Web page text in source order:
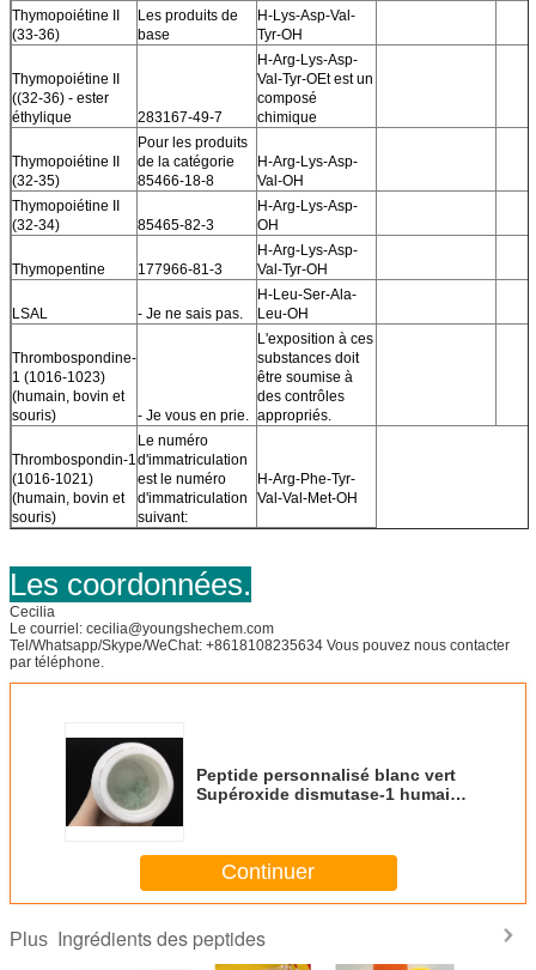
Thymopoiétine II
(33-36)
Les produits de
base
H-Lys-Asp-Val-
Tyr-OH
Thymopoiétine II
((32-36) - ester
éthylique
283167-49-7
H-Arg-Lys-Asp-
Val-Tyr-OEt est un
composé
chimique
Thymopoiétine II
(32-35)
Pour les produits
de la catégorie
85466-18-8
H-Arg-Lys-Asp-
Val-OH
Thymopoiétine II
(32-34)
85465-82-3
H-Arg-Lys-Asp-
OH
Thymopentine 177966-81-3
H-Arg-Lys-Asp-
Val-Tyr-OH
LSAL - Je ne sais pas.
H-Leu-Ser-Ala-
Leu-OH
Thrombospondine-
1 (1016-1023)
(humain, bovin et
souris)
- Je vous en prie.
L'exposition à ces
substances doit
être soumise à
des contrôles
appropriés.
Thrombospondin-1
(1016-1021)
(humain, bovin et
souris)
Le numéro
d'immatriculation
est le numéro
d'immatriculation
suivant:
H-Arg-Phe-Tyr-
Val-Val-Met-OH
Les coordonnées.
Cecilia
Le courriel: cecilia@youngshechem.com
Tel/Whatsapp/Skype/WeChat: +8618108235634 Vous pouvez nous contacter
par téléphone.
Peptide personnalisé blanc vert
Supéroxide dismutase-1 humain
Continuer
Plus Ingrédients des peptides